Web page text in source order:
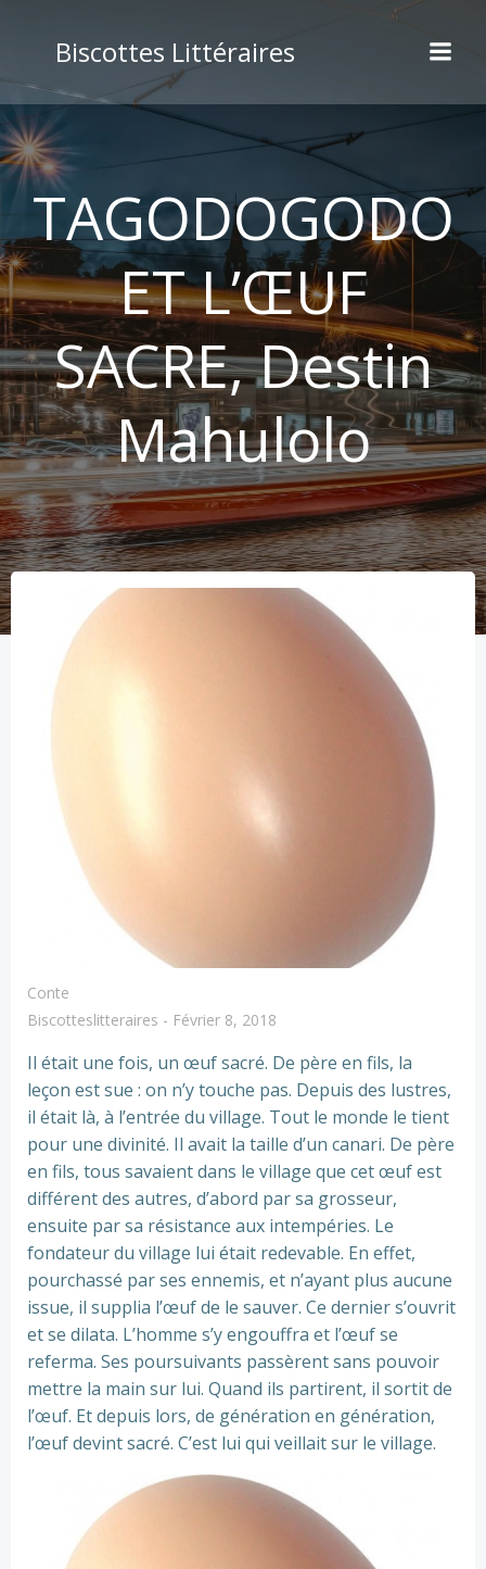
au
contenu
Biscottes Littéraires
TAGODOGODO
ET L’ŒUF
SACRE, Destin
Mahulolo
Conte
Biscotteslitteraires - Février 8, 2018
Il était une fois, un œuf sacré. De père en fils, la
leçon est sue : on n’y touche pas. Depuis des lustres,
il était là, à l’entrée du village. Tout le monde le tient
pour une divinité. Il avait la taille d’un canari. De père
en fils, tous savaient dans le village que cet œuf est
différent des autres, d’abord par sa grosseur,
ensuite par sa résistance aux intempéries. Le
fondateur du village lui était redevable. En effet,
pourchassé par ses ennemis, et n’ayant plus aucune
issue, il supplia l’œuf de le sauver. Ce dernier s’ouvrit
et se dilata. L’homme s’y engouffra et l’œuf se
referma. Ses poursuivants passèrent sans pouvoir
mettre la main sur lui. Quand ils partirent, il sortit de
l’œuf. Et depuis lors, de génération en génération,
l’œuf devint sacré. C’est lui qui veillait sur le village.